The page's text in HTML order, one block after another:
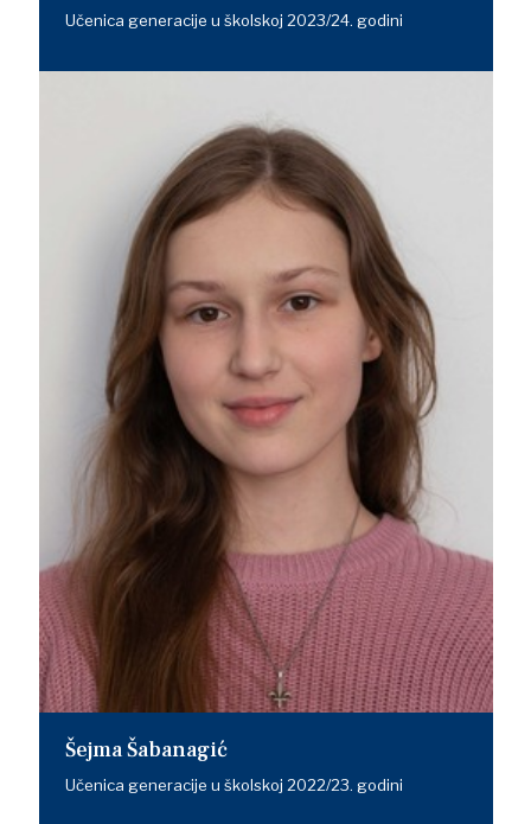
Učenica generacije u školskoj 2023/24. godini
Šejma Šabanagić
Učenica generacije u školskoj 2022/23. godini